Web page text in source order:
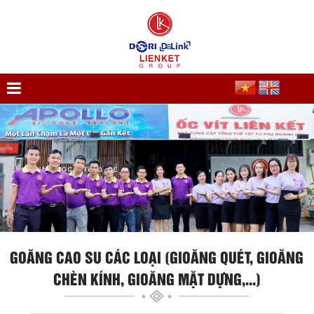
GOĂNG CAO SU CÁC LOẠI (GIOĂNG QUÉT, GIOĂNG
CHÈN KÍNH, GIOĂNG MẶT DỰNG,...)